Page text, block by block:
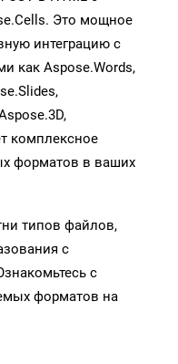
Это мощное
интеграцию с
как Aspose.Words,
комплексное
форматов в ваших
типов файлов,
с
с
форматов на